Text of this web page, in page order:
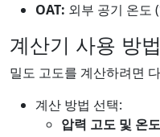
OAT: 외부 공기 온도
계산기 사용 방법
밀도 고도를 계산하려면
계산 방법 선택:
압력 고도 및 온도